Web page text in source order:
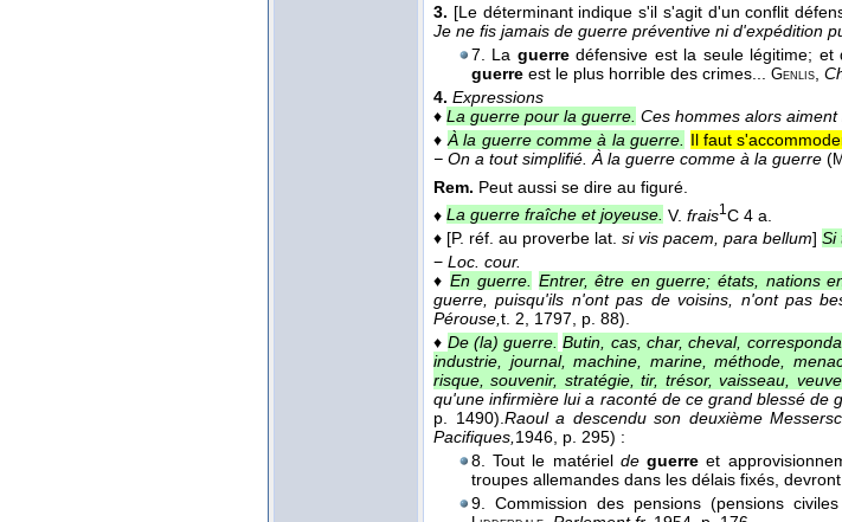
3. [Le déterminant indique s'il s'agit d'un conflit
Je ne fis jamais de guerre préventive ni d'expédition
7. La guerredéfensive est la seule légitime;
guerre est le plus horrible des crimes... Genlis
4. Expressions
♦ La guerre pour la guerre. Ces hommes alors
♦ À la guerre comme à la guerre. Il faut
− On a tout simplifié. À la guerre comme à la guerre (
Rem. Peut aussi se dire au figuré.
♦ La guerre fraîche et joyeuse. V. frais1 C 4 a.
♦ [P. réf. au proverbe lat. si vis pacem, para bellum] Si
− Loc. cour.
♦En guerre. Entrer, être en guerre; états, nations
guerre, puisqu'ils n'ont pas de voisins, n'ont pas
Pérouse,t. 2, 1797, p. 88).
♦ De (la) guerre. Butin, cas, char, cheval,
industrie, journal, machine, marine, méthode,
risque, souvenir, stratégie, tir, trésor, vaisseau,
qu'une infirmière lui a raconté de ce grand blessé de
p. 1490).Raoul a descendu son deuxième
Pacifiques,1946, p. 295) :
8. Tout le matériel deguerreet
troupes allemandes dans les délais fixés,
9. Commission des pensions (pensions